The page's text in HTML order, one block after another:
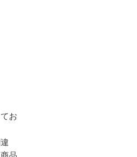
お
品